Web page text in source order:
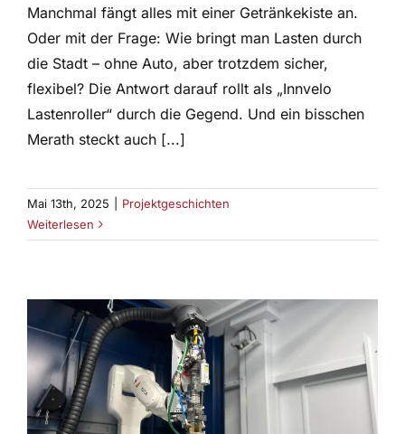
Manchmal fängt alles mit einer Getränkekiste an.
Oder mit der Frage: Wie bringt man Lasten durch
die Stadt – ohne Auto, aber trotzdem sicher,
flexibel? Die Antwort darauf rollt als „Innvelo
Lastenroller“ durch die Gegend. Und ein bisschen
Merath steckt auch [...]
Mai 13th, 2025
Projektgeschichten
Weiterlesen